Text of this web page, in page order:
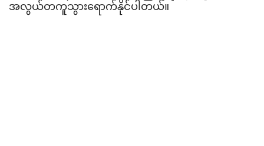
အလွယ်တကူသွားရောက်နိုင်ပါတယ်။